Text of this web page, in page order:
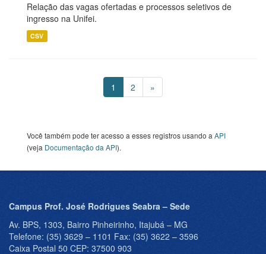
Relação das vagas ofertadas e processos seletivos de
ingresso na Unifei.
CSV
1 2 »
Você também pode ter acesso a esses registros usando a API
(veja Documentação da API).
Campus Prof. José Rodrigues Seabra – Sede
Av. BPS, 1303, Bairro Pinheirinho, Itajubá – MG
Telefone: (35) 3629 – 1101 Fax: (35) 3622 – 3596
Caixa Postal 50 CEP: 37500 903